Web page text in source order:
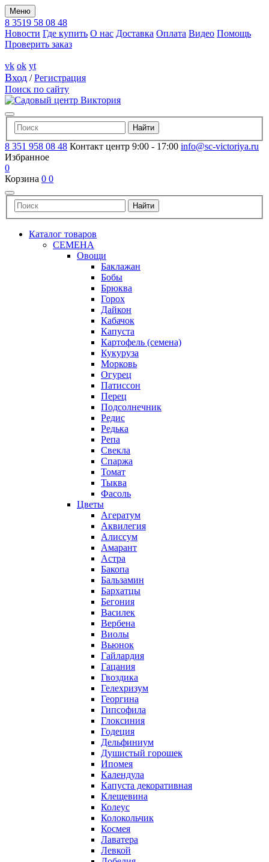
Меню
8 3519 58 08 48
Новости Где купить О нас Доставка Оплата Видео Помощь
Проверить заказ
vk ok yt
Вход /Регистрация
Поиск по сайту
8 351 958 08 48 Контакт центр 9:00 - 17:00 info@sc-victoriya.ru
Избранное
0
Корзина 0 0
Каталог товаров
СЕМЕНА
Овощи
Баклажан
Бобы
Брюква
Горох
Дайкон
Кабачок
Капуста
Картофель (семена)
Кукуруза
Морковь
Огурец
Патиссон
Перец
Подсолнечник
Редис
Редька
Репа
Свекла
Спаржа
Томат
Тыква
Фасоль
Цветы
Агератум
Аквилегия
Алиссум
Амарант
Астра
Бакопа
Бальзамин
Бархатцы
Бегония
Василек
Вербена
Виолы
Вьюнок
Гайлардия
Гацания
Гвоздика
Гелехризум
Георгина
Гипсофила
Глоксиния
Годеция
Дельфиниум
Душистый горошек
Ипомея
Календула
Капуста декоративная
Клещевина
Колеус
Колокольчик
Космея
Лаватера
Левкой